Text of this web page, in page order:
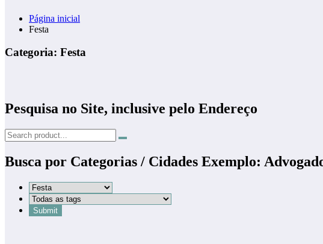
Página inicial
Festa
Categoria: Festa
Pesquisa no Site, inclusive pelo Endereço
Busca por Categorias / Cidades Exemplo: